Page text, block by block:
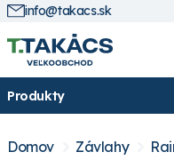
info@takacs.sk
Produkty
Domov Závlahy